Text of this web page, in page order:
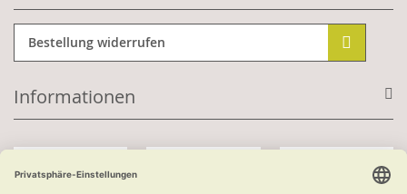
Bestellung widerrufen
Informationen